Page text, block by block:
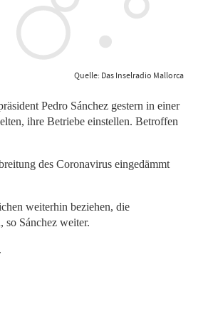
Quelle: Das Inselradio Mallorca
Pedro Sánchez gestern in einer
ihre Betriebe einstellen. Betroffen
des Coronavirus eingedämmt
weiterhin beziehen, die
so Sánchez weiter.